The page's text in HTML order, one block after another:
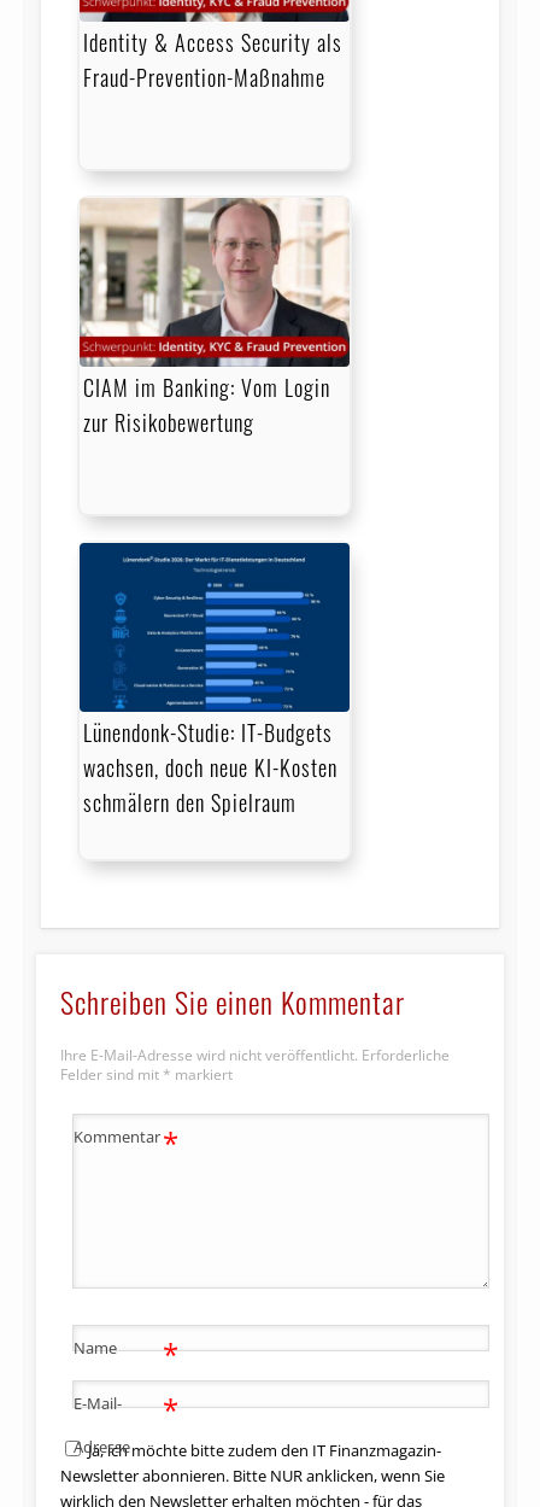
Identity & Access Security als
Fraud-Prevention-Maßnahme
CIAM im Banking: Vom Login
zur Risikobewertung
Lünendonk-Studie: IT-Budgets
wachsen, doch neue KI-Kosten
schmälern den Spielraum
Schreiben Sie einen Kommentar
Ihre E-Mail-Adresse wird nicht veröffentlicht. Erforderliche
Felder sind mit * markiert
Kommentar*
Name *
E-Mail-
Adresse
*
Ja, ich möchte bitte zudem den IT Finanzmagazin-
Newsletter abonnieren. Bitte NUR anklicken, wenn Sie
wirklich den Newsletter erhalten möchten - für das